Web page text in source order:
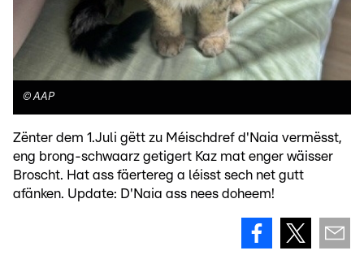
©AAP
Zënter dem 1.Juli gëtt zu Méischdref d'Naia vermësst,
eng brong-schwaarz getigert Kaz mat enger wäisser
Broscht. Hat ass fäertereg a léisst sech net gutt
afänken. Update: D'Naia ass nees doheem!